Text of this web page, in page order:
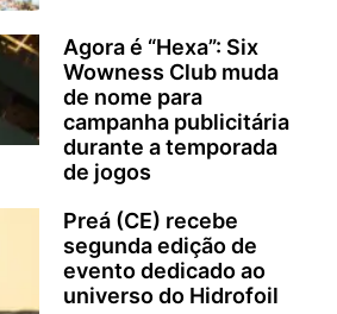
Agora é “Hexa”: Six
Wowness Club muda
de nome para
campanha publicitária
durante a temporada
de jogos
Preá (CE) recebe
segunda edição de
evento dedicado ao
universo do Hidrofoil